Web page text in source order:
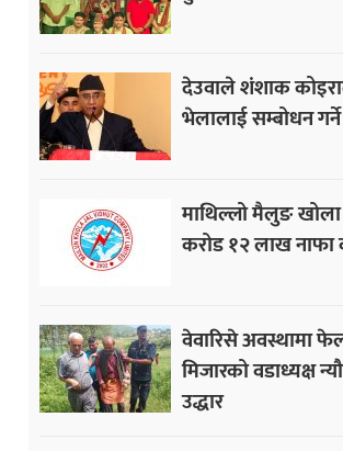
देउवाले शंशाक
भेलालाई सम्बोधन गर्ने
माथिल्लो मैलुङ
करोड १२ लाख नाफा
वेवारिसे अवस्थामा
मिजारको वडाध्यक्ष
उद्धार